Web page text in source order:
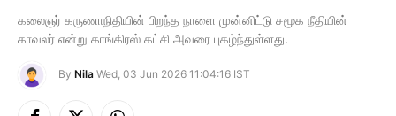
கலைஞர் கருணாநிதியின் பிறந்த நாளை முன்னிட்டு சமூக நீதியின்
காவலர் என்று காங்கிரஸ் கட்சி அவரை புகழ்ந்துள்ளது.
By Nila Wed, 03 Jun 2026 11:04:16 IST